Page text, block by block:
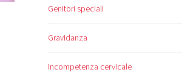
Genitori speciali
Gravidanza
Incompetenza cervicale